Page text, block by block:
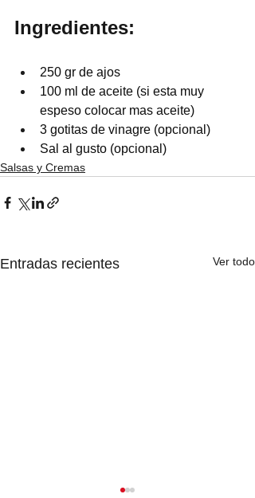
Ingredientes:
250 gr de ajos
100 ml de aceite (si esta muy
espeso colocar mas aceite)
3 gotitas de vinagre (opcional)
Sal al gusto (opcional)
Salsas y Cremas
Entradas recientes Ver todo